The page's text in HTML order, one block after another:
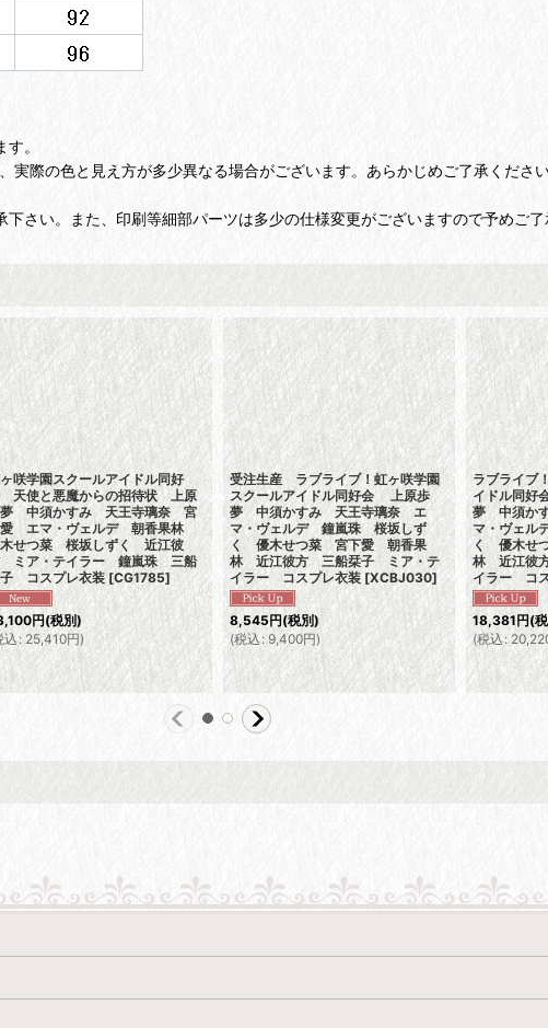
。
際の色と見え方が多少異なる場合がございます。あらかじめご了承ください
さい。また、印刷等細部パーツは多少の仕様変更がございますので予めご了
咲学園スクールアイドル同好
天使と悪魔からの招待状 上原
中須かすみ 天王寺璃奈 宮
エマ・ヴェルデ 朝香果林
せつ菜 桜坂しずく 近江彼
ミア・テイラー 鐘嵐珠 三船
コスプレ衣装[CG1785]
円(税別)
込: 25,410円)
受注生産 ラブライブ！虹ヶ咲学園
スクールアイドル同好会 上原歩
夢 中須かすみ 天王寺璃奈 エ
マ・ヴェルデ 鐘嵐珠 桜坂しず
く 優木せつ菜 宮下愛 朝香果
林 近江彼方 三船栞子 ミア・テ
イラー コスプレ衣装 [XCBJ030]
8,545円(税別)
(税込: 9,400円)
ラブライブ
イドル同
夢 中須か
マ・ヴェ
く 優木せ
林 近江彼
イラー コ
18,381円(
(税込: